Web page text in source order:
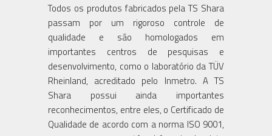
Todos os produtos fabricados pela TS Shara
passam por um rigoroso controle de
qualidade e são homologados em
importantes centros de pesquisas e
desenvolvimento, como o laboratório da TÜV
Rheinland, acreditado pelo Inmetro. A TS
Shara possui ainda importantes
reconhecimentos, entre eles, o Certificado de
Qualidade de acordo com a norma ISO 9001,